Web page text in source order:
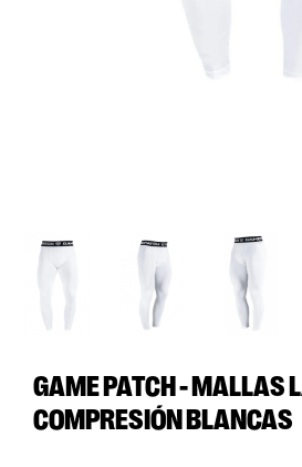
GAME PATCH - MALLAS
COMPRESIÓN BLANCAS